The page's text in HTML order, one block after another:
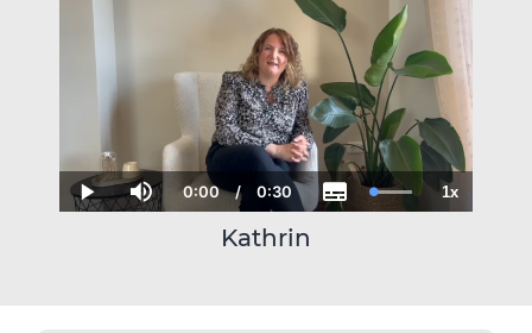
Play Mute
Current
Time
0:00 / Duration
0:30 SubtitlesLoaded:
100.00%
1xPlayback
Rate
Kathrin